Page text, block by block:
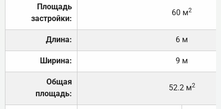
Площадь
застройки:
60 м2
Длина: 6 м
Ширина: 9 м
Общая
площадь:
52.2 м2